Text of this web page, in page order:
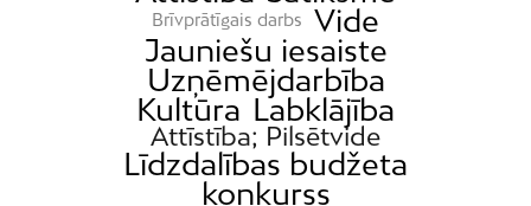
Brīvprātīgais darbs
Vide
Jauniešu iesaiste
Uzņēmējdarbība
Kultūra Labklājība
Attīstība; Pilsētvide
Līdzdalības budžeta
konkurss